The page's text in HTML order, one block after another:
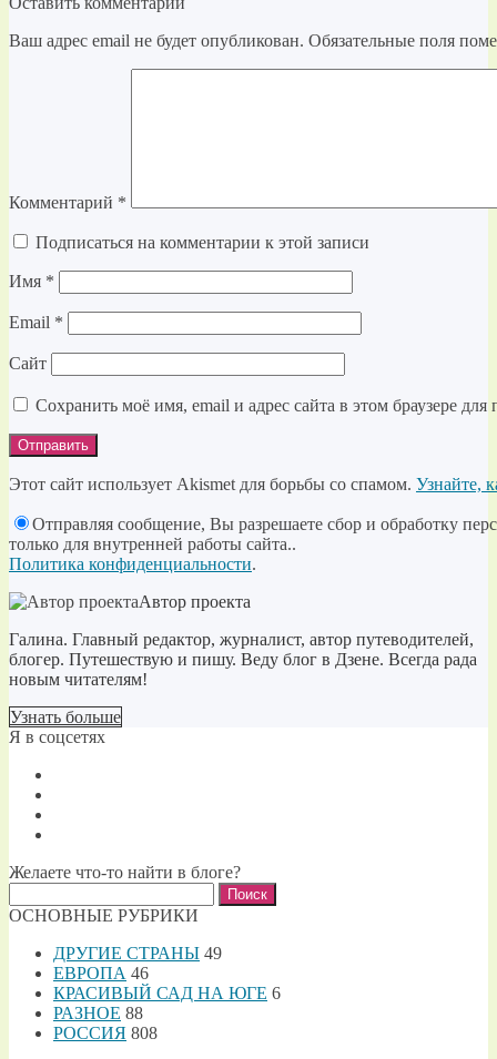
Ваш адрес email не будет опубликован. Обязательные поля
Комментарий *
Подписаться на комментарии к этой записи
Имя *
Email *
Сайт
Сохранить моё имя, email и адрес сайта в этом браузере
Этот сайт использует Akismet для борьбы со спамом. Узнайте,
Отправляя сообщение, Вы разрешаете сбор и обработку
только для внутренней работы сайта..
Политика конфиденциальности.
Автор проекта
Галина. Главный редактор, журналист, автор путеводителей,
блогер. Путешествую и пишу. Веду блог в Дзене. Всегда рада
новым читателям!
Узнать больше
Я в соцсетях
Желаете что-то найти в блоге?
ОСНОВНЫЕ РУБРИКИ
ДРУГИЕ СТРАНЫ 49
ЕВРОПА 46
КРАСИВЫЙ САД НА ЮГЕ 6
РАЗНОЕ 88
РОССИЯ 808